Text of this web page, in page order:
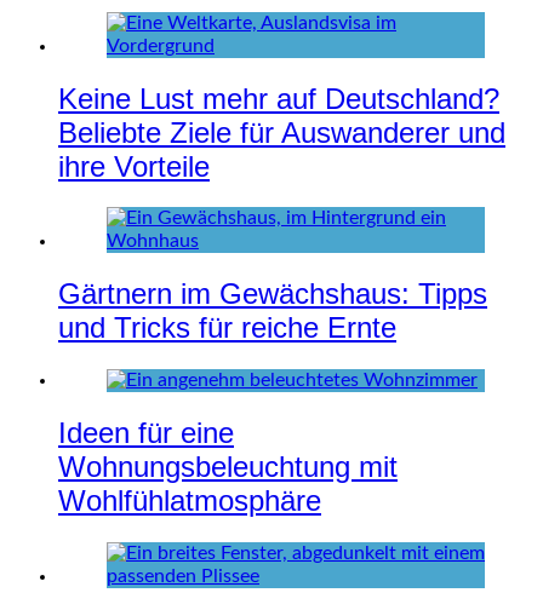
Keine Lust mehr auf Deutschland?
Beliebte Ziele für Auswanderer und
ihre Vorteile
Gärtnern im Gewächshaus: Tipps
und Tricks für reiche Ernte
Ideen für eine
Wohnungsbeleuchtung mit
Wohlfühlatmosphäre